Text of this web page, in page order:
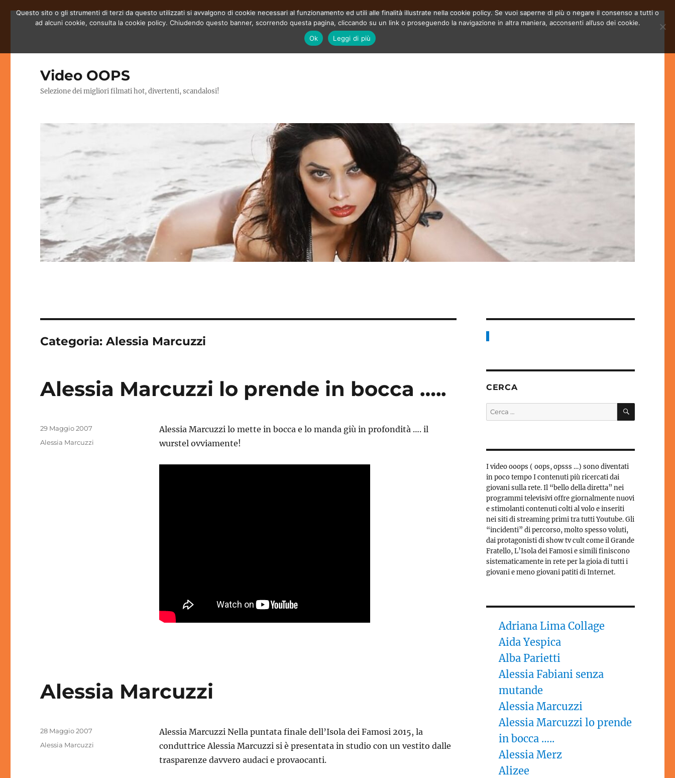
Video OOPS
Selezione dei migliori filmati hot, divertenti, scandalosi!
Categoria:Alessia Marcuzzi
Alessia Marcuzzi lo prende in bocca …..
Alessia Marcuzzi lo mette in bocca e lo manda giù in profondità …. il
wurstel ovviamente!
Pubblicato
29 Maggio 2007
Categorie
Alessia Marcuzzi
Alessia Marcuzzi
Alessia Marcuzzi Nella puntata finale dell’Isola dei Famosi 2015, la
conduttrice Alessia Marcuzzi si è presentata in studio con un vestito dalle
trasparenze davvero audaci e provaocanti.
Pubblicato
28 Maggio 2007
Categorie
Alessia Marcuzzi
CERCA
Cerca: CERCA
I video ooops ( oops, opsss …) sono diventati
in poco tempo I contenuti più ricercati dai
giovani sulla rete. Il “bello della diretta” nei
programmi televisivi offre giornalmente nuovi
e stimolanti contenuti colti al volo e inseriti
nei siti di streaming primi tra tutti Youtube. Gli
“incidenti” di percorso, molto spesso voluti,
dai protagonisti di show tv cult come il Grande
Fratello, L’Isola dei Famosi e simili finiscono
sistematicamente in rete per la gioia di tutti i
giovani e meno giovani patiti di Internet.
Adriana Lima Collage
Aida Yespica
Alba Parietti
Alessia Fabiani senza
mutande
Alessia Marcuzzi
Alessia Marcuzzi lo prende
in bocca …..
Alessia Merz
Alizee
Questo sito o gli strumenti di terzi da questo utilizzati si avvalgono di cookie necessari al funzionamento ed utili alle finalità illustrate nella cookie policy. Se vuoi saperne di più o negare il consenso a tutti o
ad alcuni cookie, consulta la cookie policy. Chiudendo questo banner, scorrendo questa pagina, cliccando su un link o proseguendo la navigazione in altra maniera, acconsenti all’uso dei cookie.
Ok
Leggi di più